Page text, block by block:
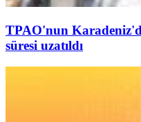
TPAO'nun
süresi uzatıldı